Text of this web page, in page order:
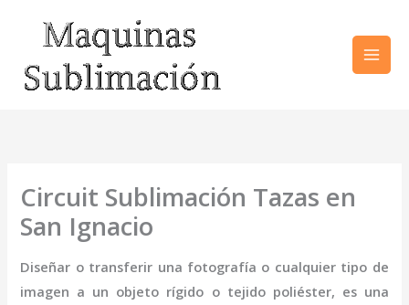
contenido
Circuit Sublimación Tazas en
San Ignacio
Diseñar o transferir una fotografía o cualquier tipo de
imagen a un objeto rígido o tejido poliéster, es una